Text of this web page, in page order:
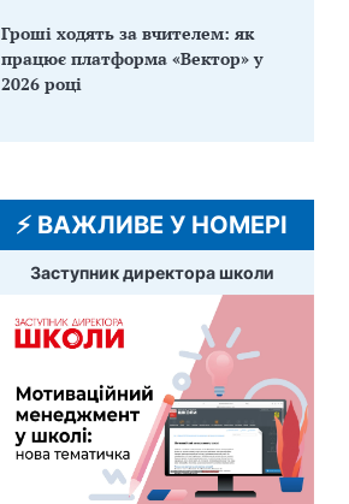
Гроші ходять за вчителем: як
працює платформа «Вектор» у
2026 році
⚡️ ВАЖЛИВЕ У НОМЕРІ
Заступник директора школи